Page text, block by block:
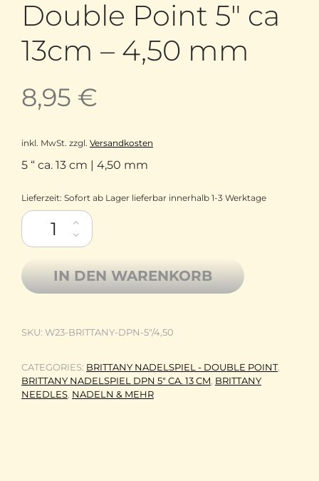
Double Point 5″ ca
13cm – 4,50 mm
8,95 €
inkl. MwSt. zzgl. Versandkosten
5 “ ca. 13 cm | 4,50 mm
Lieferzeit: Sofort ab Lager lieferbar innerhalb 1-3 Werktage
Brittany Needles Birkenholz Nadelspiel DPN Double Point 5" ca
IN DEN WARENKORB
SKU: W23-BRITTANY-DPN-5"/4,50
CATEGORIES: BRITTANY NADELSPIEL - DOUBLE POINT,
BRITTANY NADELSPIEL DPN 5" CA. 13 CM BRITTANY
NEEDLES NADELN & MEHR